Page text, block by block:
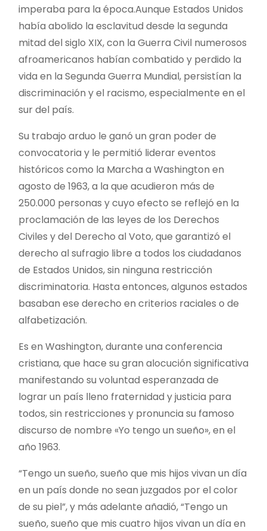
imperaba para la época.Aunque Estados Unidos
había abolido la esclavitud desde la segunda
mitad del siglo XIX, con la Guerra Civil numerosos
afroamericanos habían combatido y perdido la
vida en la Segunda Guerra Mundial, persistían la
discriminación y el racismo, especialmente en el
sur del país.
Su trabajo arduo le ganó un gran poder de
convocatoria y le permitió liderar eventos
históricos como la Marcha a Washington en
agosto de 1963, a la que acudieron más de
250.000 personas y cuyo efecto se reflejó en la
proclamación de las leyes de los Derechos
Civiles y del Derecho al Voto, que garantizó el
derecho al sufragio libre a todos los ciudadanos
de Estados Unidos, sin ninguna restricción
discriminatoria. Hasta entonces, algunos estados
basaban ese derecho en criterios raciales o de
alfabetización.
Es en Washington, durante una conferencia
cristiana, que hace su gran alocución significativa
manifestando su voluntad esperanzada de
lograr un país lleno fraternidad y justicia para
todos, sin restricciones y pronuncia su famoso
discurso de nombre «Yo tengo un sueño», en el
año 1963.
“Tengo un sueño, sueño que mis hijos vivan un día
en un país donde no sean juzgados por el color
de su piel”, y más adelante añadió, “Tengo un
sueño, sueño que mis cuatro hijos vivan un día en